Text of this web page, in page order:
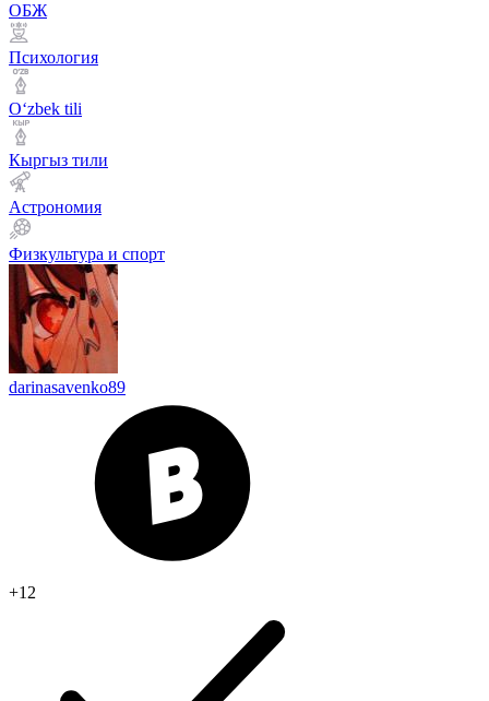
ОБЖ
Психология
Оʻzbek tili
Кыргыз тили
Астрономия
Физкультура и спорт
darinasavenko89
+12